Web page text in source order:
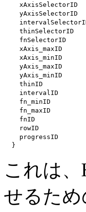
xAxisSelectorID
yAxisSelectorID
thinSelectorID
fnSelectorID
xAxis_maxID
xAxis_minID
yAxis_maxID
yAxis_minID
thinID
intervalID
fn_minID
fn_maxID
fnID
rowID
progressID
これは
せるため